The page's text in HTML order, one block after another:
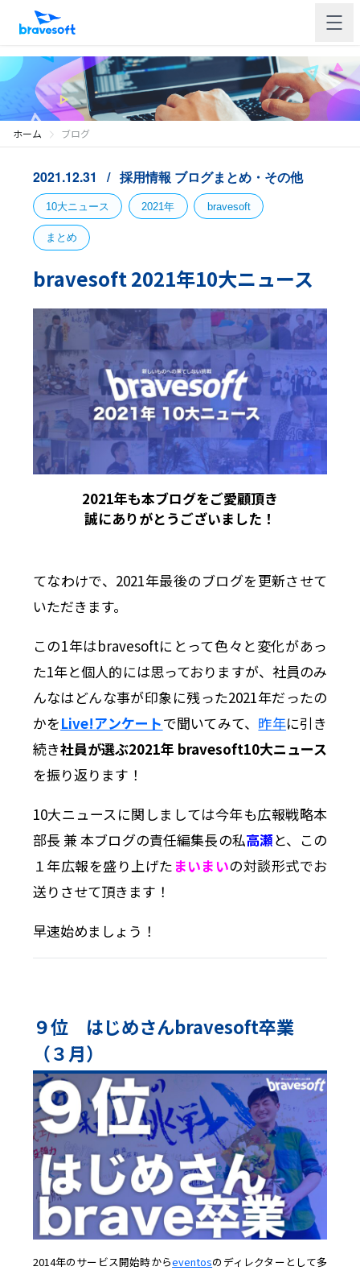
ホーム ブログ
2021.12.31 採用情報 ブログまとめ・その他
10大ニュース 2021年 bravesoft
まとめ
bravesoft 2021年10大ニュース
2021年も本ブログをご愛顧頂き
誠にありがとうございました！
てなわけで、2021年最後のブログを更新させて
いただきます。
この1年はbravesoftにとって色々と変化があっ
た1年と個人的には思っておりますが、社員のみ
んなはどんな事が印象に残った2021年だったの
かをLive!アンケートで聞いてみて、 昨年に引き
続き社員が選ぶ2021年 bravesoft10大ニュース
を振り返ります！
10大ニュースに関しましては今年も広報戦略本
部長 兼 本ブログの責任編集長の私高瀬と、この
１年広報を盛り上げた まいまいの対談形式でお
送りさせて頂きます！
早速始めましょう！
９位 はじめさんbravesoft卒業
（３月）
2014年のサービス開始時からeventosのディレクターとして多